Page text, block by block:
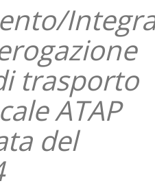
trasporto
ATAP
del